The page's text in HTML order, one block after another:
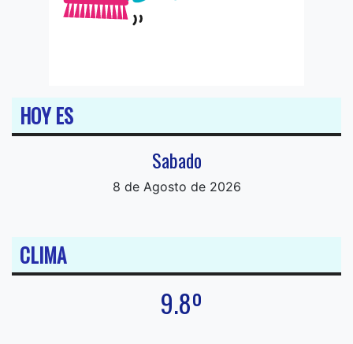
HOY ES
Sabado
8 de Agosto de 2026
CLIMA
9.8º